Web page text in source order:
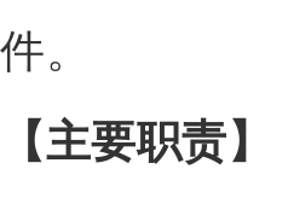
件。
【主要职责】